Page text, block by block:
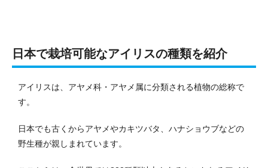
日本で栽培可能なアイリスの種類を紹介
アイリスは、アヤメ科・アヤメ属に分類される植物の総称で
す。
日本でも古くからアヤメやカキツバタ、ハナショウブなどの
野生種が親しまれています。